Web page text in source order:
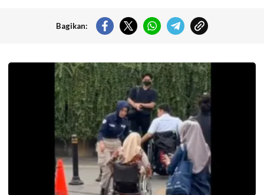
Bagikan:
Pramusapa Transjakarta bantu disabilitas.(Foto: Istimewa-
beritajakarta.id)